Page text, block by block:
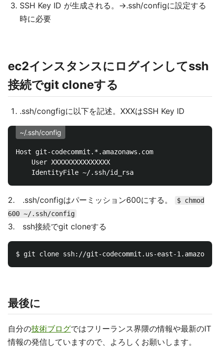
SSH Key ID が生成される。→.ssh/configに設定する
時に必要
ec2インスタンスにログインしてssh
接続でgit cloneする
.ssh/congfigに以下を記述。XXXはSSH Key ID
~/.ssh/config
Host git-codecommit.*.amazonaws.com
    User XXXXXXXXXXXXXXX
2. .ssh/configはパーミッション600にする。
$ chmod
600 ~/.ssh/config
3. ssh接続でgit cloneする
最後に
自分の技術ブログではフリーランス界隈の情報や最新のIT
情報の発信していますので、よろしくお願いします。